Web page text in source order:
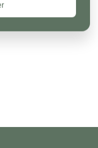
base kunt u ook